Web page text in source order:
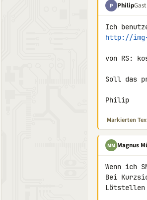
P PhilipGast
http://img-
von RS:
Soll das
Philip
Markierten
MM Magnus
Wenn ich
Bei
Lötstellen